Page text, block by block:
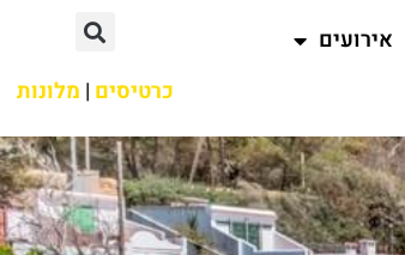
אירועים
כרטיסים | מלונות